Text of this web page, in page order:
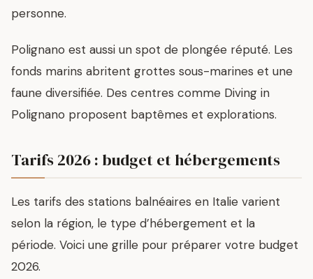
personne.
Polignano est aussi un spot de plongée réputé. Les
fonds marins abritent grottes sous-marines et une
faune diversifiée. Des centres comme Diving in
Polignano proposent baptêmes et explorations.
Tarifs 2026 : budget et hébergements
Les tarifs des stations balnéaires en Italie varient
selon la région, le type d’hébergement et la
période. Voici une grille pour préparer votre budget
2026.